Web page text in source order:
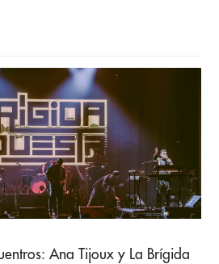
Ana Tijoux y La Brígida